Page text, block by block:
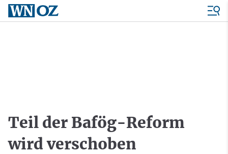
Teil der Bafög-Reform
wird verschoben